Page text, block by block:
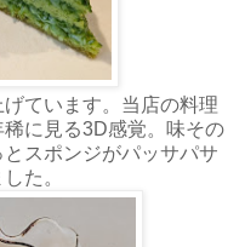
ています。当店の料理
に見る3D感覚。味その
スポンジがパッサパサ
た。